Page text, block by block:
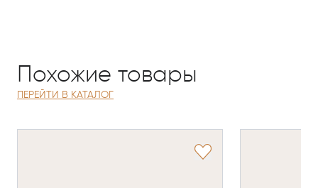
Похожие товары
ПЕРЕЙТИ В КАТАЛОГ